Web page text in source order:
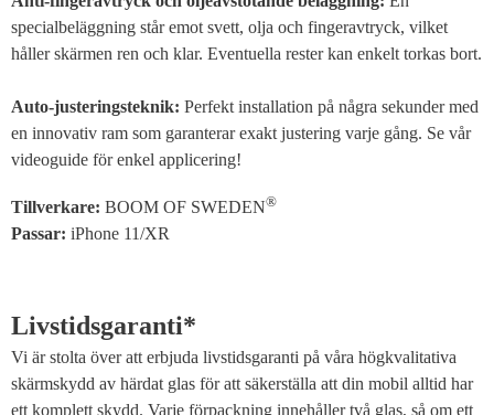
specialbeläggning står emot svett, olja och fingeravtryck, vilket
håller skärmen ren och klar. Eventuella rester kan enkelt torkas bort.
Auto-justeringsteknik: Perfekt installation på några sekunder med
en innovativ ram som garanterar exakt justering varje gång. Se vår
videoguide för enkel applicering!
Tillverkare: BOOM OF SWEDEN®
Passar: iPhone 11/XR
Livstidsgaranti*
Vi är stolta över att erbjuda livstidsgaranti på våra högkvalitativa
skärmskydd av härdat glas för att säkerställa att din mobil alltid har
ett komplett skydd. Varje förpackning innehåller två glas, så om ett